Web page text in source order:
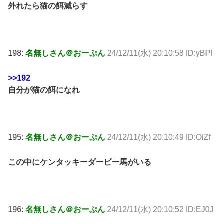
外れたら猫の餌減らす
198: 名無しさん＠おーぷん 24/12/11(水) 20:10:58 ID:yBPI
>>192
自分が猫の餌になれ
195: 名無しさん＠おーぷん 24/12/11(水) 20:10:49 ID:OiZf
この中にケンタッキーダービー馬がいる
196: 名無しさん＠おーぷん 24/12/11(水) 20:10:52 ID:EJ0J